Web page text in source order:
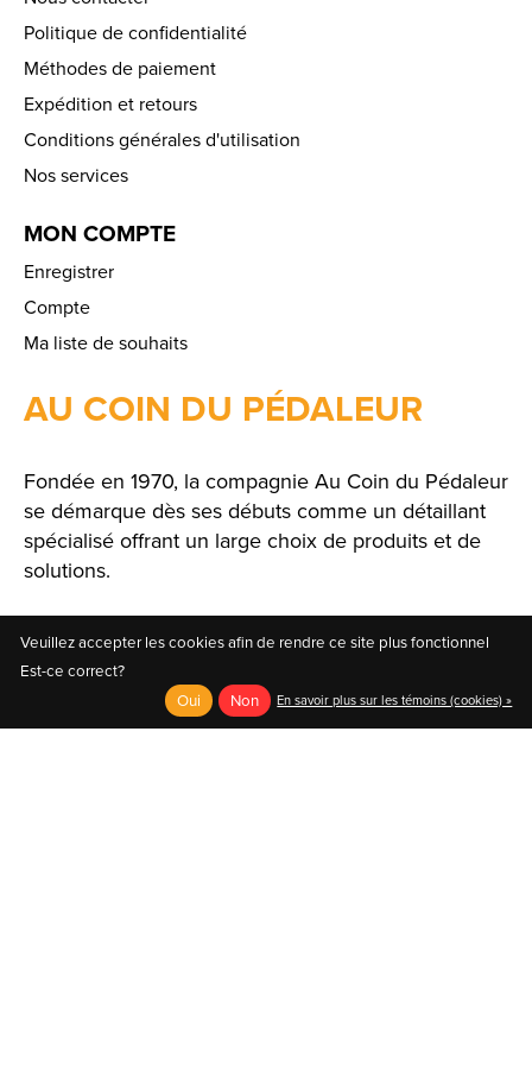
Politique de confidentialité
Méthodes de paiement
Expédition et retours
Conditions générales d'utilisation
Nos services
MON COMPTE
Enregistrer
Compte
Ma liste de souhaits
AU COIN DU PÉDALEUR
Fondée en 1970, la compagnie Au Coin du Pédaleur
se démarque dès ses débuts comme un détaillant
spécialisé offrant un large choix de produits et de
solutions.
Veuillez accepter les cookies afin de rendre ce site plus fonctionnel
Est-ce correct?
Oui
Non En savoir plus sur les témoins (cookies) »